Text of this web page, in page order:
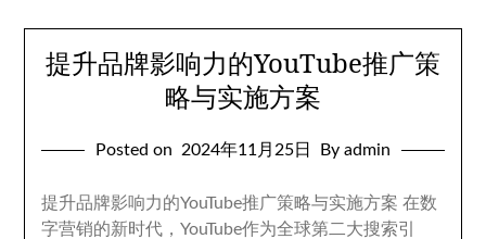
提升品牌影响力的YouTube推广策
略与实施方案
Posted on 2024年11月25日 By admin
提升品牌影响力的YouTube推广策略与实施方案 在数
字营销的新时代 ，YouTube作为全球第二大搜索引